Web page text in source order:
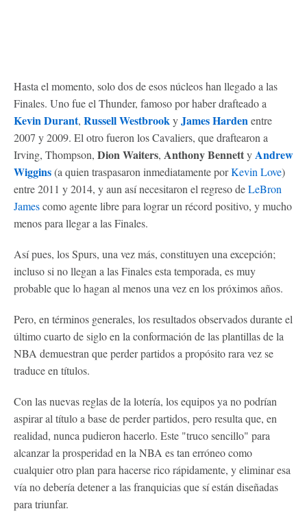
Hasta el momento, solo dos de esos núcleos han llegado a las
Finales. Uno fue el Thunder, famoso por haber drafteado a
Kevin Durant, Russell WestbrookyJames Hardenentre
2007 y 2009. El otro fueron los Cavaliers, que draftearon a
Irving, Thompson, Dion Waiters, Anthony BennettyAndrew
Wiggins(a quien traspasaron inmediatamente porKevin Love)
entre 2011 y 2014, y aun así necesitaron el regreso deLeBron
Jamescomo agente libre para lograr un récord positivo, y mucho
menos para llegar a las Finales.
Así pues, los Spurs, una vez más, constituyen una excepción;
incluso si no llegan a las Finales esta temporada, es muy
probable que lo hagan al menos una vez en los próximos años.
Pero, en términos generales, los resultados observados durante el
último cuarto de siglo en la conformación de las plantillas de la
NBA demuestran que perder partidos a propósito rara vez se
traduce en títulos.
Con las nuevas reglas de la lotería, los equipos ya no podrían
aspirar al título a base de perder partidos, pero resulta que, en
realidad, nunca pudieron hacerlo. Este "truco sencillo" para
alcanzar la prosperidad en la NBA es tan erróneo como
cualquier otro plan para hacerse rico rápidamente, y eliminar esa
vía no debería detener a las franquicias que sí están diseñadas
para triunfar.